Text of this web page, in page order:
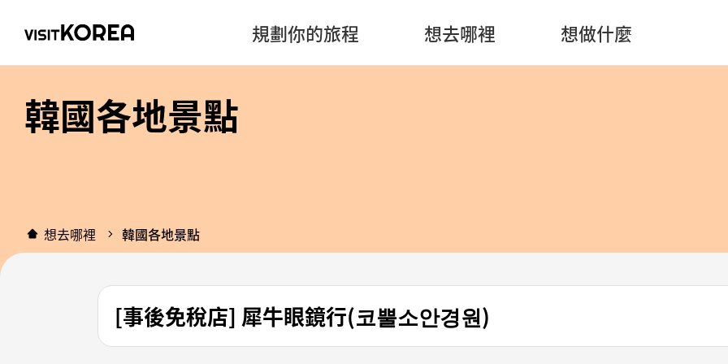
規劃你的旅程 想去哪裡 想做什麼
韓國各地景點
想去哪裡 韓國各地景點
[事後免稅店] 犀牛眼鏡行(코뿔소안경원)